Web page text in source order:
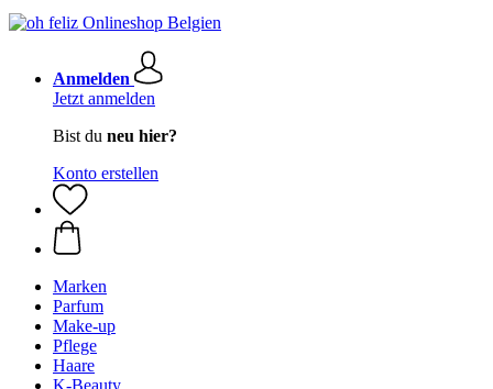
Anmelden
Jetzt anmelden
Bist du neu hier?
Konto erstellen
Marken
Parfum
Make-up
Pflege
Haare
K-Beauty